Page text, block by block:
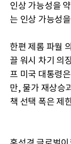
인상 가능성을
는 인상 가능성
한편 제롬 파월
끌 워시 차기 의
프 미국 대통령
만, 물가 재상승
책 선택 폭은 제